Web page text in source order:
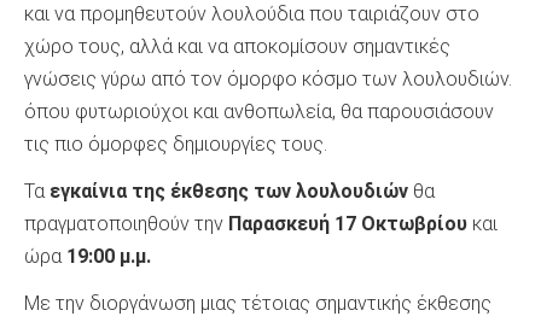
και να προμηθευτούν λουλούδια που ταιριάζουν στο
χώρο τους, αλλά και να αποκομίσουν σημαντικές
γνώσεις γύρω από τον όμορφο κόσμο των λουλουδιών.
όπου φυτωριούχοι και ανθοπωλεία, θα παρουσιάσουν
τις πιο όμορφες δημιουργίες τους.
Τα εγκαίνια της έκθεσης των λουλουδιών θα
πραγματοποιηθούν την Παρασκευή 17 Οκτωβρίου και
ώρα 19:00 μ.μ.
Με την διοργάνωση μιας τέτοιας σημαντικής έκθεσης